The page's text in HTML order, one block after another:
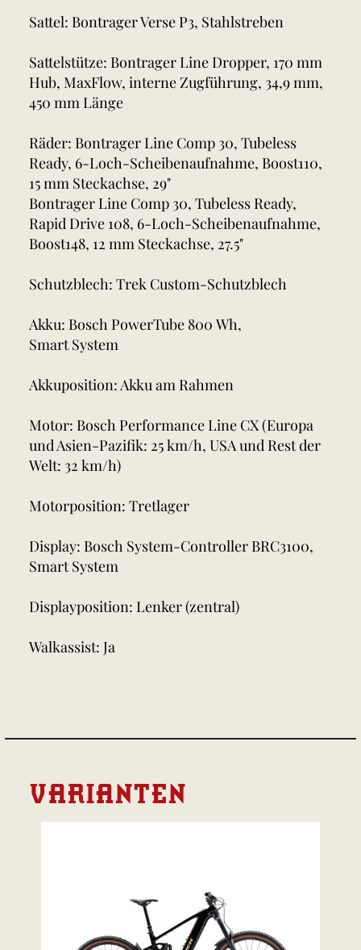
Sattel: Bontrager Verse P3, Stahlstreben
Sattelstütze: Bontrager Line Dropper, 170 mm
Hub, MaxFlow, interne Zugführung, 34,9 mm,
450 mm Länge
Räder: Bontrager Line Comp 30, Tubeless
Ready, 6-Loch-Scheibenaufnahme, Boost110,
15 mm Steckachse, 29"
Bontrager Line Comp 30, Tubeless Ready,
Rapid Drive 108, 6-Loch-Scheibenaufnahme,
Boost148, 12 mm Steckachse, 27.5"
Schutzblech: Trek Custom-Schutzblech
Akku: Bosch PowerTube 800 Wh,
Smart System
Akkuposition: Akku am Rahmen
Motor: Bosch Performance Line CX (Europa
und Asien-Pazifik: 25 km/h, USA und Rest der
Welt: 32 km/h)
Motorposition: Tretlager
Display: Bosch System-Controller BRC3100,
Smart System
Displayposition: Lenker (zentral)
Walkassist: Ja
VARIANTEN